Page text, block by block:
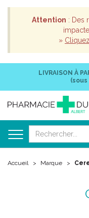
Attention : Des
»
LIVRAISON À
Accueil Marque